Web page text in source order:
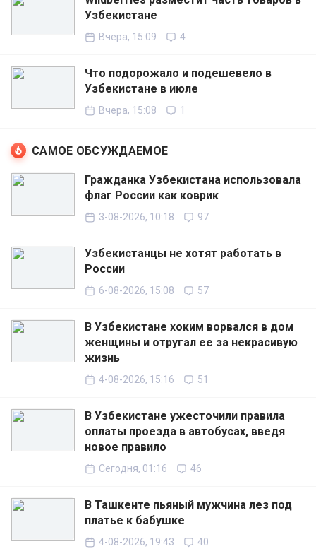
Узбекистане
Вчера, 15:09 4
Что подорожало и подешевело в
Узбекистане в июле
Вчера, 15:08 1
САМОЕ ОБСУЖДАЕМОЕ
Гражданка Узбекистана использовала
флаг России как коврик
3-08-2026, 10:18 97
Узбекистанцы не хотят работать в
России
6-08-2026, 15:08 57
В Узбекистане хоким ворвался в дом
женщины и отругал ее за некрасивую
жизнь
4-08-2026, 15:16 51
В Узбекистане ужесточили правила
оплаты проезда в автобусах, введя
новое правило
Сегодня, 01:16 46
В Ташкенте пьяный мужчина лез под
платье к бабушке
4-08-2026, 19:43 40